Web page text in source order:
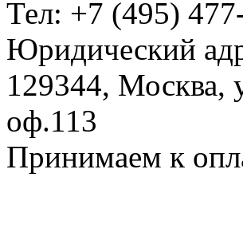
Тел: +7 (495)
Юридический
129344, Москва,
оф.113
Принимаем к